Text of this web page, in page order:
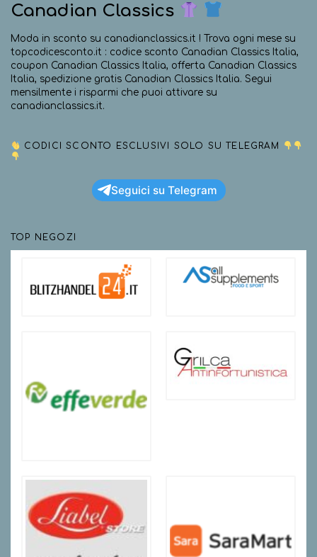
Canadian Classics
Moda in sconto su canadianclassics.it ! Trova ogni mese su
topcodicesconto.it : codice sconto Canadian Classics Italia,
coupon Canadian Classics Italia, offerta Canadian Classics
Italia, spedizione gratis Canadian Classics Italia. Segui
mensilmente i risparmi che puoi attivare su
canadianclassics.it.
CODICI SCONTO ESCLUSIVI SOLO SU TELEGRAM
Seguici su Telegram
TOP NEGOZI